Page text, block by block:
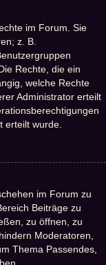
im Forum. Sie
z. B.
Rechte, die ein
welche Rechte
Administrator erteilt
erteilt wurde.
im Forum zu
Beiträge zu
zu öffnen, zu
Moderatoren,
Thema Passendes,